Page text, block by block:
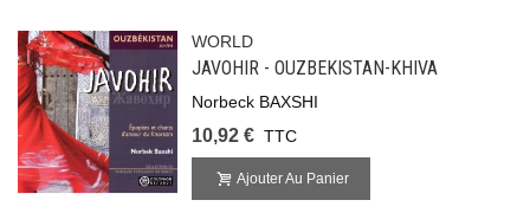
WORLD
JAVOHIR - OUZBEKISTAN-KHIVA
Norbeck BAXSHI
10,92 € TTC
Ajouter Au Panier